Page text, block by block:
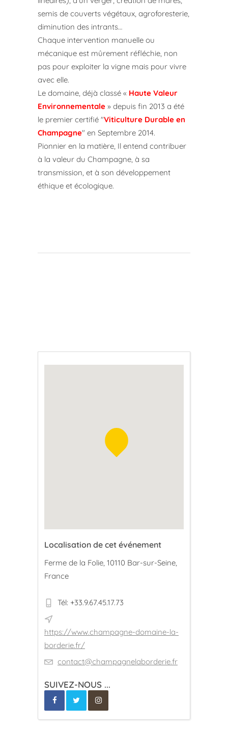
semis de couverts végétaux, agroforesterie,
diminution des intrants…
Chaque intervention manuelle ou
mécanique est mûrement réfléchie, non
pas pour exploiter la vigne mais pour vivre
avec elle.
Le domaine, déjà classé « Haute Valeur
Environnementale » depuis fin 2013 a été
le premier certifié "Viticulture Durable en
Champagne" en Septembre 2014.
Pionnier en la matière, Il entend contribuer
à la valeur du Champagne, à sa
transmission, et à son développement
éthique et écologique.
Localisation de cet événement
Ferme de la Folie, 10110 Bar-sur-Seine,
France
Tél: +33.9.67.45.17.73
https://www.champagne-domaine-la-
borderie.fr/
contact@champagnelaborderie.fr
SUIVEZ-NOUS ...